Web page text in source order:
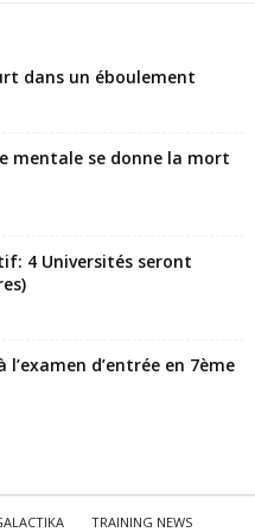
dans un éboulement
mentale se donne la mort
4 Universités seront
d’entrée en 7ème
TRAINING NEWS